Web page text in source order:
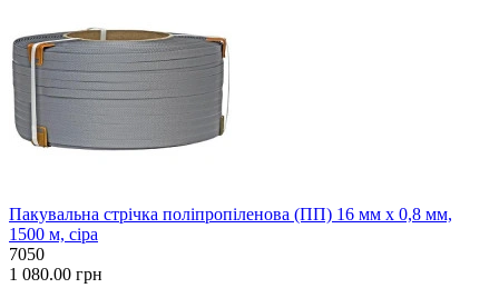
Пакувальна стрічка поліпропіленова (ПП) 16 мм x 0,8 мм,
1500 м, сіра
7050
1 080.00 грн